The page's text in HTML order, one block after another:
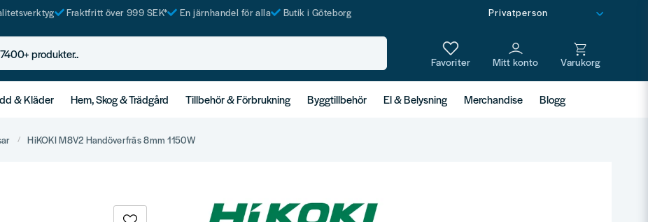
Fraktfritt över 999 SEK* En järnhandel för alla Butik i Göteborg
produkter..
& Kläder Hem, Skog & Trädgård Tillbehör & Förbrukning Byggtillbehör El & Belysning Merchandise Blogg
HiKOKI M8V2 Handöverfräs 8mm 1150W